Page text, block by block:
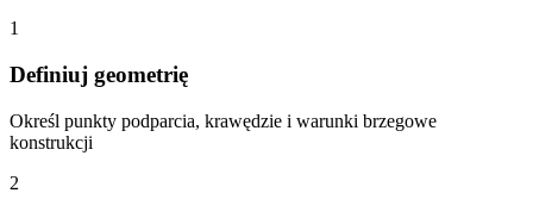
1
Definiuj geometrię
Określ punkty podparcia, krawędzie i warunki brzegowe
konstrukcji
2